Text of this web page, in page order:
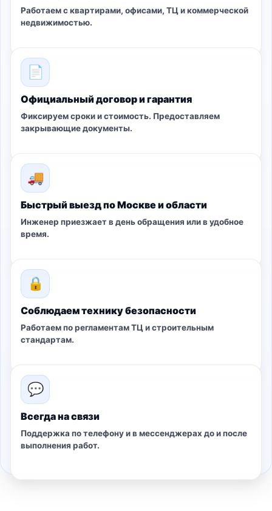
Работаем с квартирами, офисами, ТЦ и коммерческой
недвижимостью.
📄
Официальный договор и гарантия
Фиксируем сроки и стоимость. Предоставляем
закрывающие документы.
🚚
Быстрый выезд по Москве и области
Инженер приезжает в день обращения или в удобное
время.
🔒
Соблюдаем технику безопасности
Работаем по регламентам ТЦ и строительным
стандартам.
💬
Всегда на связи
Поддержка по телефону и в мессенджерах до и после
выполнения работ.